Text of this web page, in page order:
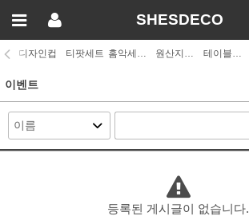
SHESDECO
디자인컵 티팟세트 홈악세사리 원산지디자인 테이블웨어
이벤트
등록된 게시글이 없습니다.